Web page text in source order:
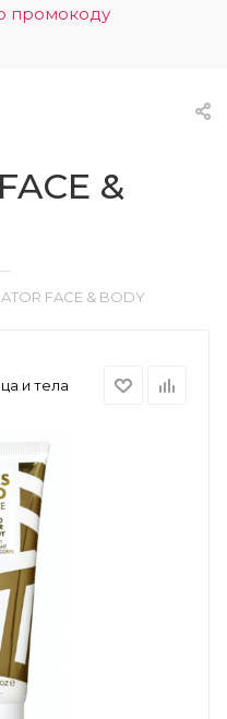
промокоду
0
&
FACE & BODY
и тела